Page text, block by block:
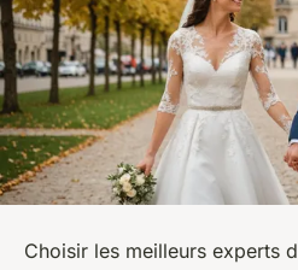
Choisir les meilleurs experts